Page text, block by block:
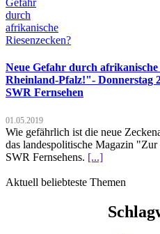
Neue Gefahr durch
Rheinland-Pfalz!"- Donnerstag
SWR Fernsehen
01.05.2019
Wie gefährlich ist die neue
das landespolitische Magazin
SWR Fernsehens. [...]
Aktuell beliebteste Themen